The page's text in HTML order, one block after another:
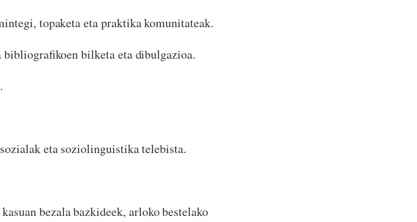
topaketa eta praktika komunitateak.
bilketa eta dibulgazioa.
eta soziolinguistika telebista.
bezala bazkideek, arloko bestelako